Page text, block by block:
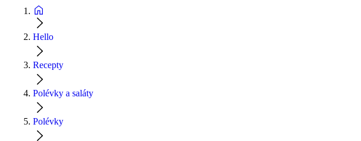
Hello
Recepty
Polévky a saláty
Polévky